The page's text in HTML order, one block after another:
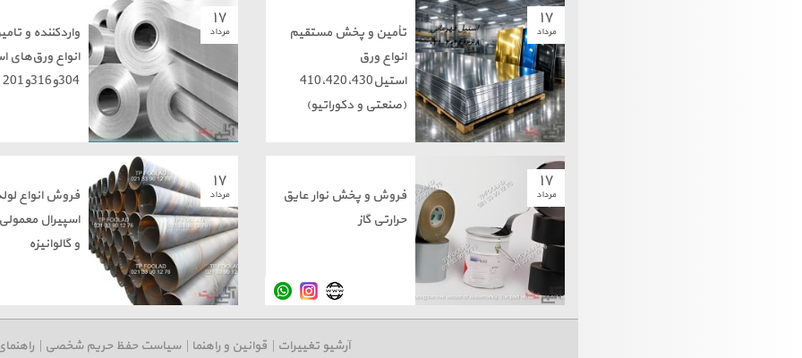
۱۷
مرداد
تأمین و پخش مستقیم
انواع ورق
استیل410،420،430
(صنعتی و دکوراتیو)
۱۷
مرداد
واردکننده و
انواع ورق‌های
304و316و201
۱۷
مرداد
فروش و پخش نوار عایق
حرارتی گاز
۱۷
مرداد
فروش انواع
اسپیرال
و گالوانیزه
آرشیو تغییرات | قوانین و راهنما |سیاست حفظ حریم شخصی |